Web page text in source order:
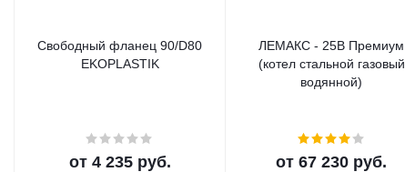
Свободный фланец 90/D80
EKOPLASTIK
от 4 235 руб.
ЛЕМАКС - 25В Премиум
(котел стальной газовый
водянной)
от67 230 руб.